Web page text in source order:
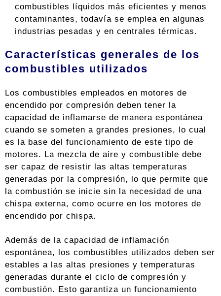
combustibles líquidos más eficientes y menos
contaminantes, todavía se emplea en algunas
industrias pesadas y en centrales térmicas.
Características generales de los
combustibles utilizados
Los combustibles empleados en motores de
encendido por compresión deben tener la
capacidad de inflamarse de manera espontánea
cuando se someten a grandes presiones, lo cual
es la base del funcionamiento de este tipo de
motores. La mezcla de aire y combustible debe
ser capaz de resistir las altas temperaturas
generadas por la compresión, lo que permite que
la combustión se inicie sin la necesidad de una
chispa externa, como ocurre en los motores de
encendido por chispa.
Además de la capacidad de inflamación
espontánea, los combustibles utilizados deben ser
estables a las altas presiones y temperaturas
generadas durante el ciclo de compresión y
combustión. Esto garantiza un funcionamiento